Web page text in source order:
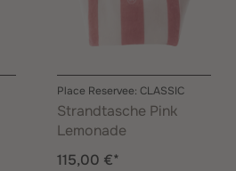
Place Reservee: CLASSIC
Strandtasche Pink
Lemonade
115,00 €*